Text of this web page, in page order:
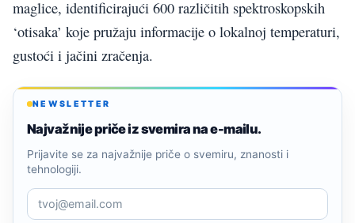
maglice, identificirajući 600 različitih spektroskopskih
‘otisaka’ koje pružaju informacije o lokalnoj temperaturi,
gustoći i jačini zračenja.
NEWSLETTER
Najvažnije priče iz svemira na e-mailu.
Prijavite se za najvažnije priče o svemiru, znanosti i
tehnologiji.